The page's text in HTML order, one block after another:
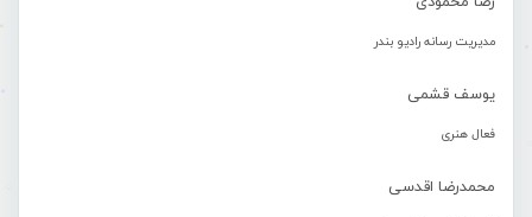
مدیریت رسانه رادیو بندر
یوسف قشمی
فعال هنری
محمدرضا اقدسی